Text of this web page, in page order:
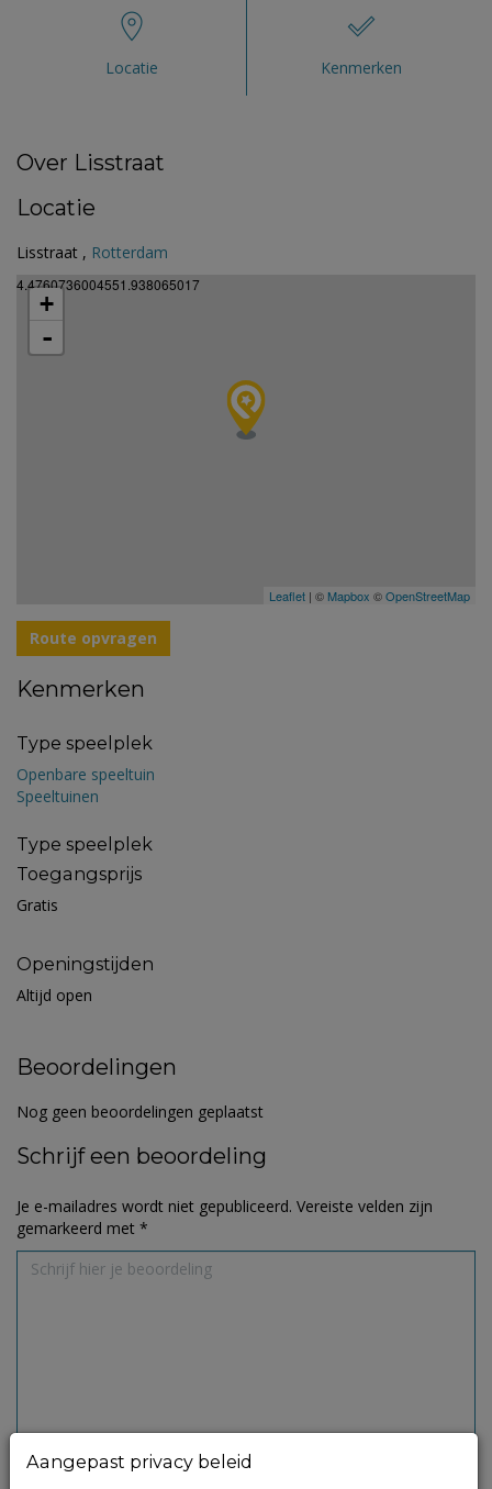
Locatie Kenmerken
Over Lisstraat
Locatie
Lisstraat , Rotterdam
4.4760736004551.938065017
+
-
Leaflet | © Mapbox ©OpenStreetMap
Route opvragen
Kenmerken
Type speelplek
Openbare speeltuin
Speeltuinen
Type speelplek
Toegangsprijs
Gratis
Openingstijden
Altijd open
Beoordelingen
Nog geen beoordelingen geplaatst
Schrijf een beoordeling
Je e-mailadres wordt niet gepubliceerd. Vereiste velden zijn
gemarkeerd met *
Aangepast privacy beleid